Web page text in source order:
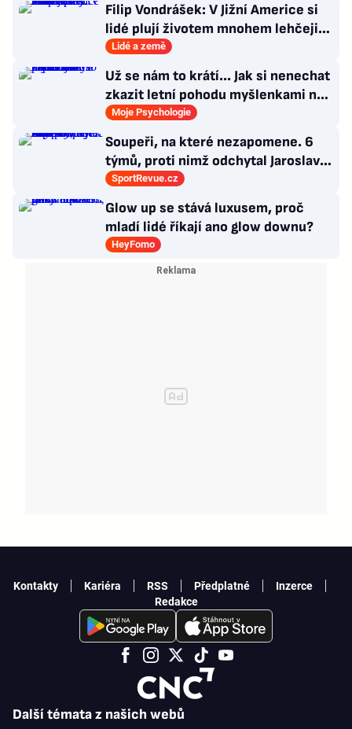
Filip Vondrášek: V Jižní Americe si
lidé plují životem mnohem lehčeji,
věci tolik neřeší
Lidé a země
Už se nám to krátí... Jak si nenechat
zkazit letní pohodu myšlenkami na
zářijový zápřah?
Moje Psychologie
Soupeři, na které nezapomene. 6
týmů, proti nimž odchytal Jaroslav
Drobný nejvíc zápasů v kariéře
SportRevue.cz
Glow up se stává luxusem, proč
mladí lidé říkají ano glow downu?
HeyFomo
Další témata z našich webů
Kontakty Kariéra RSS Předplatné
Inzerce
Redakce